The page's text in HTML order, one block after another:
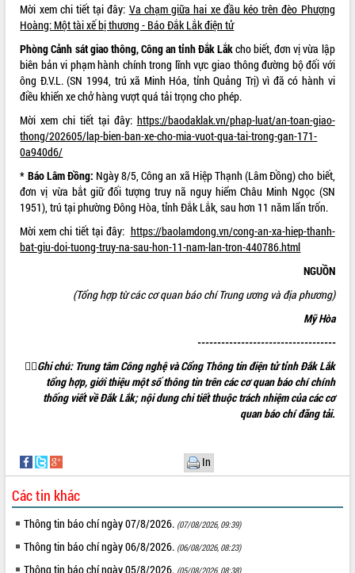
Lương Văn Chánh năm 2026
Phó Bí thư Tỉnh ủy Đắk Lắk Đỗ Hữu
Huy giữ chức Bí thư Đảng ủy Ủy Ban
Nhân dân tỉnh
Bệnh án điện tử thúc đẩy chuyển đổi
số y tế tại Đắk Lắk
Chuyển đổi số thư viện: Mở rộng
không gian tri thức trong thời đại số
Đánh giá, rút kinh nghiệm công tác tổ
chức diễn tập trước ngày bầu cử
Chương trình “Gặp gỡ hữu nghị –
Friendship Meeting New Year 2026”
Bầu cử Quốc hội và HĐND: Cử tri Đắk
Lắk gửi gắm niềm tin, kỳ vọng vào lá
phiếu
Ngày hội bầu cử đại biểu Quốc hội
hội và đại biểu HĐND các cấp diễn ra
an toàn, hiệu quả, đúng quy định
Thủ tướng Chính phủ Phạm Minh Chính
Sôi nổi Hội đua ngựa truyền thống Gò
Thì Thùng mừng Xuân Bính Ngọ 2026
Lãnh đạo tỉnh dâng hương tưởng niệm
Ngành nông nghiệp phấn đấu tăng
trưởng đạt 5,86% trong năm 2026
UBND tỉnh Đắk Lắk triển khai công tác
Mời xem chi tiết tại đây: Va chạm giữa hai xe đầu kéo trên đèo Phượng
Hoàng: Một tài xế bị thương - Báo Đắk Lắk điện tử
Phòng Cảnh sát giao thông, Công an tỉnh Đắk Lắkcho biết, đơn vị vừa lập
biên bản vi phạm hành chính trong lĩnh vực giao thông đường bộ đối với
ông Đ.V.L. (SN 1994, trú xã Minh Hóa, tỉnh Quảng Trị) vì đã có hành vi
điều khiển xe chở hàng vượt quá tải trọng cho phép.
Mời xem chi tiết tại đây: https://baodaklak.vn/phap-luat/an-toan-giao-
thong/202605/lap-bien-ban-xe-cho-mia-vuot-qua-tai-trong-gan-171-
0a940d6/
* Báo Lâm Đồng: Ngày 8/5, Công an xã Hiệp Thạnh (Lâm Đồng) cho biết,
đơn vị vừa bắt giữ đối tượng truy nã nguy hiểm Châu Minh Ngọc (SN
1951), trú tại phường Đông Hòa, tỉnh Đắk Lắk, sau hơn 11 năm lẩn trốn.
Mời xem chi tiết tại đây: https://baolamdong.vn/cong-an-xa-hiep-thanh-
bat-giu-doi-tuong-truy-na-sau-hon-11-nam-lan-tron-440786.html
NGUỒN
(Tổng hợp từ các cơ quan báo chí Trung ương và địa phương)
Mỹ Hòa
-----------------------------------
Ghi chú: Trung tâm Công nghệ và Cổng Thông tin điện tử tỉnh Đắk Lắk
tổng hợp, giới thiệu một số thông tin trên các cơ quan báo chí chính
thống viết về Đắk Lắk; nội dung chi tiết thuộc trách nhiệm của các cơ
quan báo chí đăng tải.
In
Các tin khác
Thông tin báo chí ngày 07/8/2026. (07/08/2026, 09:39)
Thông tin báo chí ngày 06/8/2026. (06/08/2026, 08:23)
Thông tin báo chí ngày 05/8/2026. (05/08/2026, 08:38)